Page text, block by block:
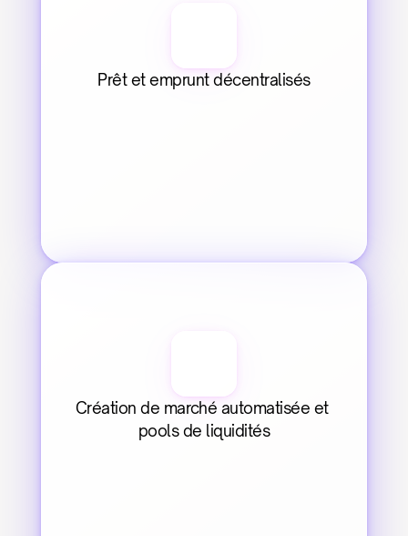
Prêt et emprunt décentralisés
Création de marché automatisée et
pools de liquidités